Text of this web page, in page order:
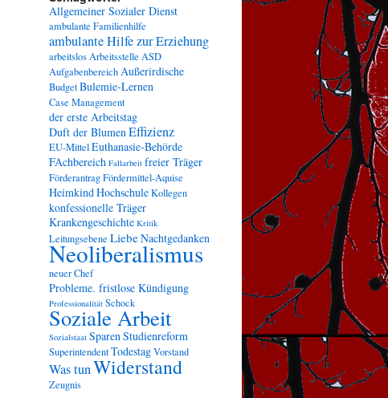
Allgemeiner Sozialer Dienst
ambulante Familienhilfe
ambulante Hilfe zur Erziehung
arbeitslosArbeitsstelle ASD
Aufgabenbereich Außerirdische
BudgetBulemie-Lernen
Case Management
der erste Arbeitstag
Duft der Blumen Effizienz
EU-MittelEuthanasie-Behörde
FAchbereich Fallarbeit freier Träger
FörderantragFördermittel-Aquise
Heimkind HochschuleKollegen
konfessionelle Träger
Krankengeschichte Kritik
Leitungsebene LiebeNachtgedanken
Neoliberalismus
neuer Chef
Probleme. fristlose Kündigung
Professionalität Schock
Soziale Arbeit
Sozialstaat Sparen Studienreform
SuperintendentTodestagVorstand
Was tunWiderstand
Zeugnis